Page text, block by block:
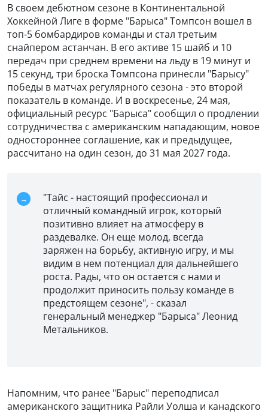
В своем дебютном сезоне в Континентальной
Хоккейной Лиге в форме "Барыса" Томпсон вошел в
топ-5 бомбардиров команды и стал третьим
снайпером астанчан. В его активе 15 шайб и 10
передач при среднем времени на льду в 19 минут и
15 секунд, три броска Томпсона принесли "Барысу"
победы в матчах регулярного сезона - это второй
показатель в команде. И в воскресенье, 24 мая,
официальный ресурс "Барыса" сообщил о продлении
сотрудничества с американским нападающим, новое
одностороннее соглашение, как и предыдущее,
рассчитано на один сезон, до 31 мая 2027 года.
"Тайс - настоящий профессионал и
отличный командный игрок, который
позитивно влияет на атмосферу в
раздевалке. Он еще молод, всегда
заряжен на борьбу, активную игру, и мы
видим в нем потенциал для дальнейшего
роста. Рады, что он остается с нами и
продолжит приносить пользу команде в
предстоящем сезоне", - сказал
генеральный менеджер "Барыса" Леонид
Метальников.
Напомним, что ранее "Барыс" переподписал
американского защитника Райли Уолша и канадского